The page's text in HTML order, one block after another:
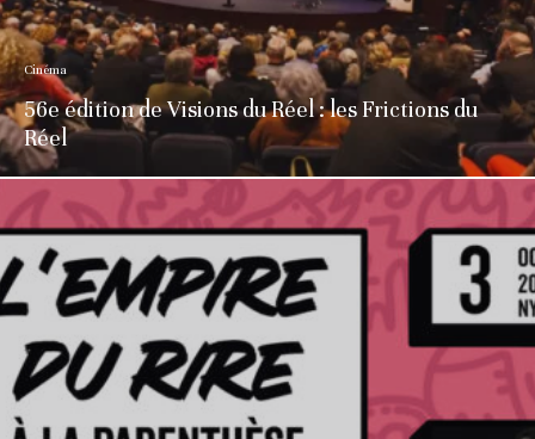
Cinéma
56e édition de Visions du Réel : les Frictions du
Réel